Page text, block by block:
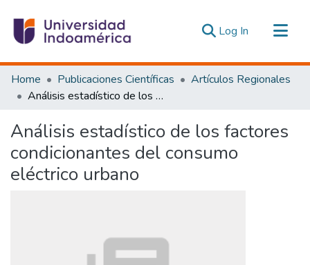
Log In (current)
Communities & Collections
All of DSpace
Estadísticas Externas
Home Publicaciones Científicas
Artículos Regionales
Análisis estadístico de los factores condicionantes del consumo eléctrico urbano
Análisis estadístico de los factores
condicionantes del consumo
eléctrico urbano